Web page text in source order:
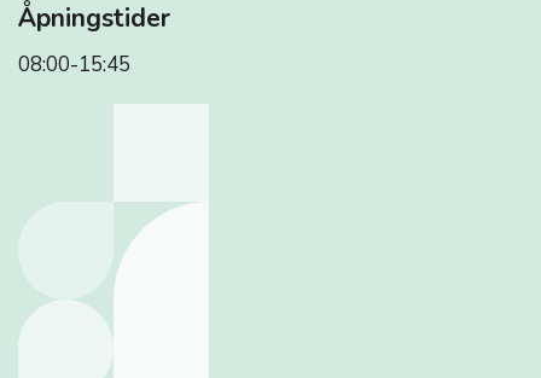
Åpningstider
08:00-15:45